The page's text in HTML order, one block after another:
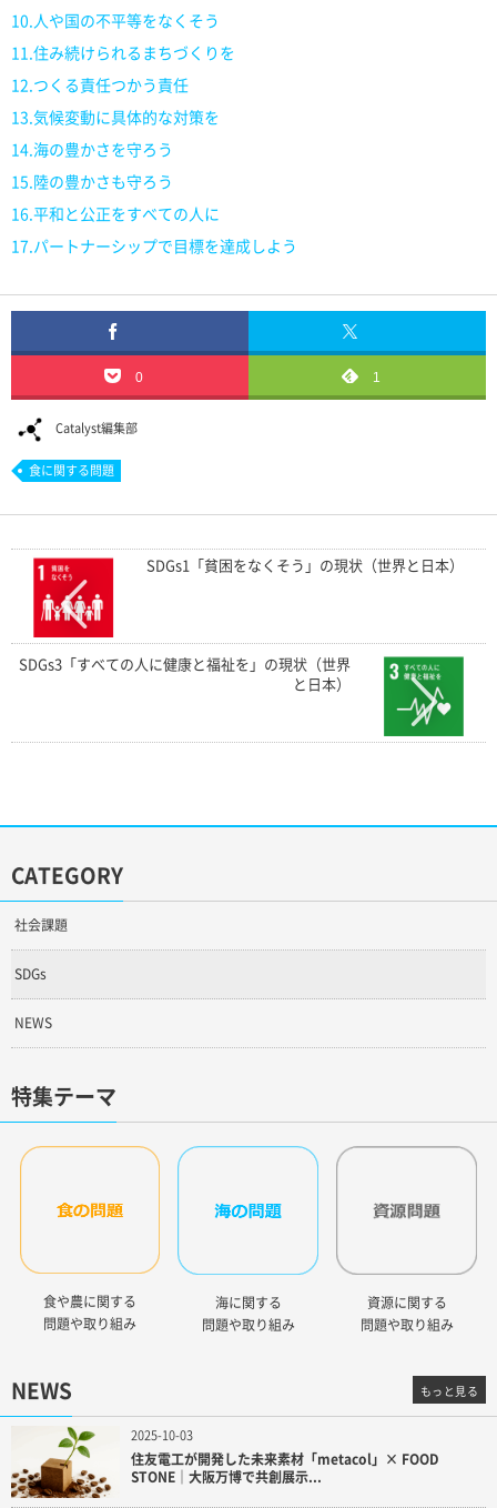
10.人や国の不平等をなくそう
11.住み続けられるまちづくりを
12.つくる責任つかう責任
13.気候変動に具体的な対策を
14.海の豊かさを守ろう
15.陸の豊かさも守ろう
16.平和と公正をすべての人に
17.パートナーシップで目標を達成しよう
0 1
Catalyst編集部
食に関する問題
SDGs1「貧困をなくそう」の現状（世界と日本）
SDGs3「すべての人に健康と福祉を」の現状（世界
と日本）
CATEGORY
社会課題
SDGs
NEWS
特集テーマ
食や農に関する
問題や取り組み
海に関する
問題や取り組み
資源に関する
問題や取り組み
NEWS
2025-10-03
住友電工が開発した未来素材「metacol」× FOOD
STONE｜大阪万博で共創展示...
もっと見る